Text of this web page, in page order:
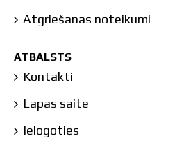
Atgriešanas noteikumi
ATBALSTS
Kontakti
Lapas saite
Ielogoties